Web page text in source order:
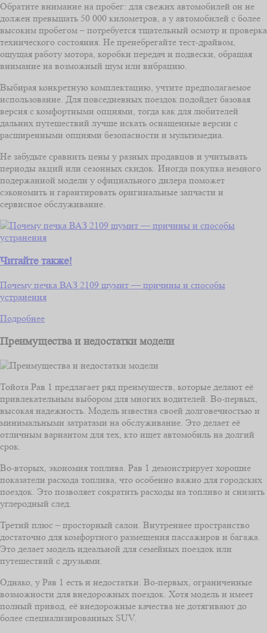
Обратите внимание на пробег: для свежих автомобилей он не
должен превышать 50 000 километров, а у автомобилей с более
высоким пробегом – потребуется тщательный осмотр и проверка
технического состояния. Не пренебрегайте тест-драйвом,
ощущая работу мотора, коробки передач и подвески, обращая
внимание на возможный шум или вибрацию.
Выбирая конкретную комплектацию, учтите предполагаемое
использование. Для повседневных поездок подойдет базовая
версия с комфортными опциями, тогда как для любителей
дальних путешествий лучше искать оснащенные версии с
расширенными опциями безопасности и мультимедиа.
Не забудьте сравнить цены у разных продавцов и учитывать
периоды акций или сезонных скидок. Иногда покупка немного
подержанной модели у официального дилера поможет
сэкономить и гарантировать оригинальные запчасти и
сервисное обслуживание.
Читайте также!
Почему печка ВАЗ 2109 шумит — причины и способы
устранения
Подробнее
Преимущества и недостатки модели
Тойота Рав 1 предлагает ряд преимуществ, которые делают её
привлекательным выбором для многих водителей. Во-первых,
высокая надежность. Модель известна своей долговечностью и
минимальными затратами на обслуживание. Это делает её
отличным вариантом для тех, кто ищет автомобиль на долгий
срок.
Во-вторых, экономия топлива. Рав 1 демонстрирует хорошие
показатели расхода топлива, что особенно важно для городских
поездок. Это позволяет сократить расходы на топливо и снизить
углеродный след.
Третий плюс – просторный салон. Внутреннее пространство
достаточно для комфортного размещения пассажиров и багажа.
Это делает модель идеальной для семейных поездок или
путешествий с друзьями.
Однако, у Рав 1 есть и недостатки. Во-первых, ограниченные
возможности для внедорожных поездок. Хотя модель и имеет
полный привод, её внедорожные качества не дотягивают до
более специализированных SUV.